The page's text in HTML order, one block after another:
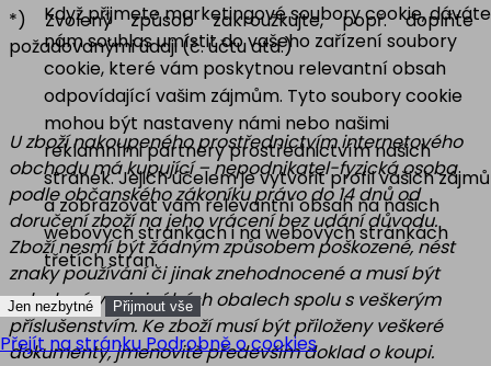
*) Zvolený způsob zakroužkujte, popř. doplňte
požadovanými údaji (č. účtu atd.)
U zboží nakoupeného prostřednictvím internetového
obchodu má kupující – nepodnikatel-fyzická osoba
podle občanského zákoníku právo do 14 dnů od
doručení zboží na jeho vrácení bez udání důvodu.
Zboží nesmí být žádným způsobem poškozené, nést
znaky používání či jinak znehodnocené a musí být
zabalené v originálních obalech spolu s veškerým
příslušenstvím. Ke zboží musí být přiloženy veškeré
dokumenty, jmenovitě především doklad o koupi.
Když přijmete marketingové soubory cookie, dáváte
nám souhlas umístit do vašeho zařízení soubory
cookie, které vám poskytnou relevantní obsah
odpovídající vašim zájmům. Tyto soubory cookie
mohou být nastaveny námi nebo našimi
reklamními partnery prostřednictvím našich
stránek. Jejich účelem je vytvořit profil vašich zájmů
a zobrazovat vám relevantní obsah na našich
webových stránkách i na webových stránkách
třetích stran.
Jen nezbytné Přijmout vše
Přejít na stránku Podrobně o cookies